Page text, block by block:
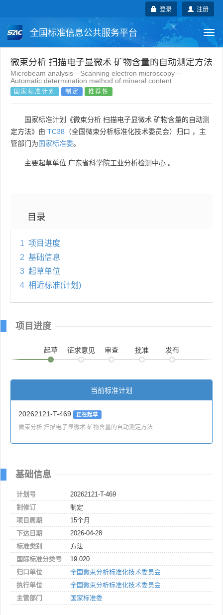
注册
登录
全国标准信息公共服务平台
国家标准 行业标准 地方标准
团体标准 企业标准 国际标准
微束分析 扫描电子显微术 矿物含量的自动测定方法
Microbeam analysis—Scanning electron microscopy—
Automatic determination method of mineral content
国家标准计划 制定 推荐性
国家标准计划《微束分析 扫描电子显微术 矿物含量的自动测
定方法》由 TC38 （全国微束分析标准化技术委员会）归口 ，主
管部门为国家标准委。
主要起草单位 广东省科学院工业分析检测中心 。
目录
1 项目进度
2 基础信息
3 起草单位
4 相近标准(计划)
项目进度
起草 征求意见 审查 批准 发布
当前标准计划
20262121-T-469 正在起草
微束分析 扫描电子显微术 矿物含量的自动测定方法
基础信息
计划号
20262121-T-469
制修订
制定
项目周期
15个月
下达日期
2026-04-28
标准类别
方法
国际标准分类号
19.020
归口单位
全国微束分析标准化技术委员会
执行单位
全国微束分析标准化技术委员会
主管部门
国家标准委